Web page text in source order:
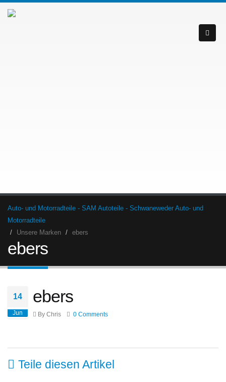
Auto- und Motorradteile - SAM Autoteile - Schwaneweder Auto- und
Motorradteile
Unsere Marken
ebers
ebers
14
Jun
ebers
By Chris 0 Comments
Teile diesen Artikel